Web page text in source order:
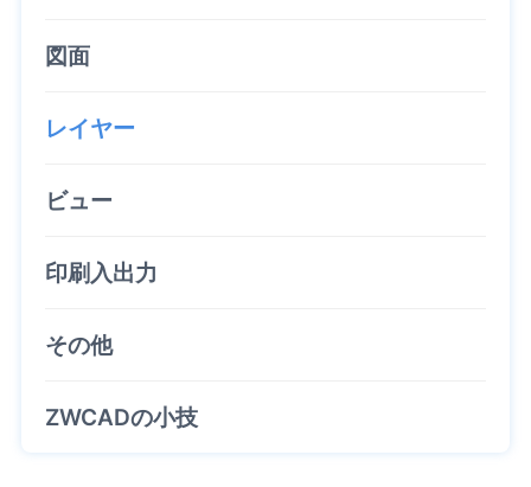
図面
レイヤー
ビュー
印刷入出力
その他
ZWCADの小技